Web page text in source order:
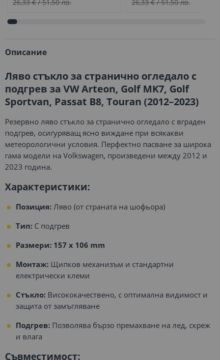
26,33 €/51,50 лв.
26,33 €/51,50 лв.
Описание
Ляво стъкло за странично огледало с
подгрев за VW Arteon, Golf MK7, Golf
Sportvan, Passat B8, Touran (2012–2023)
Резервно ляво стъкло за странично огледало с вграден
подгрев, осигуряващ ясно виждане при всякакви
метеорологични условия. Перфектно пасване за широка
гама модели на Volkswagen, произведени между 2012 и
2023 година.
Характеристики:
Позиция: Ляво (от страната на шофьора)
Тип: С подгрев
Размери: 157 x 106 mm
Монтаж: Щипков механизъм и стандартни
електрически клеми
Стъкло: Висококачествено, с оптимална видимост и
защита от замъгляване
Подгрев: Позволява бързо премахване на лед, скреж
и влага
Съвместимост: